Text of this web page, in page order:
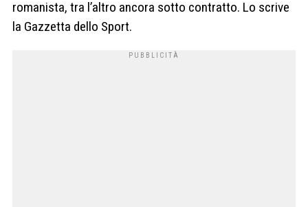
romanista, tra l’altro ancora sotto contratto. Lo scrive
la Gazzetta dello Sport.